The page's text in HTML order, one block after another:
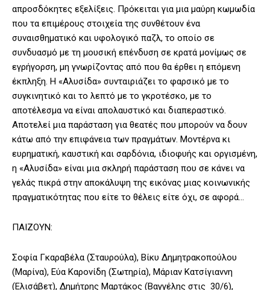
απροσδόκητες εξελίξεις. Πρόκειται για μια μαύρη κωμωδία
που τα επιμέρους στοιχεία της συνθέτουν ένα
συναισθηματικό και υφολογικό παζλ, το οποίο σε
συνδυασμό με τη μουσική επένδυση σε κρατά μονίμως σε
εγρήγορση, μη γνωρίζοντας από που θα έρθει η επόμενη
έκπληξη. Η «Αλυσίδα» συνταιριάζει το φαρσικό με το
συγκινητικό και το λεπτό με το γκροτέσκο, με το
αποτέλεσμα να είναι απολαυστικό και διαπεραστικό.
Αποτελεί μια παράσταση για θεατές που μπορούν να δουν
κάτω από την επιφάνεια των πραγμάτων. Μοντέρνα κι
ευρηματική, καυστική και σαρδόνια, ιδιοφυής και οργισμένη,
η «Αλυσίδα» είναι μια σκληρή παράσταση που σε κάνει να
γελάς πικρά στην αποκάλυψη της εικόνας μιας κοινωνικής
πραγματικότητας που είτε το θέλεις είτε όχι, σε αφορά…
ΠΑΙΖΟΥΝ:
Σοφία Γκαραβέλα (Σταυρούλα), Βίκυ Δημητρακοπούλου
(Μαρίνα), Εύα Καρονίδη (Σωτηρία), Μάριαν Κατσίγιαννη
(Ελισάβετ), Δημήτρης Μαρτάκος (Βαγγέλης στις 30/6),